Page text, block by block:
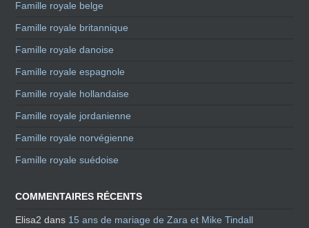
Famille royale belge
Famille royale britannique
Famille royale danoise
Famille royale espagnole
Famille royale hollandaise
Famille royale jordanienne
Famille royale norvégienne
Famille royale suédoise
COMMENTAIRES RÉCENTS
Elisa2 dans 15 ans de mariage de Zara et Mike Tindall